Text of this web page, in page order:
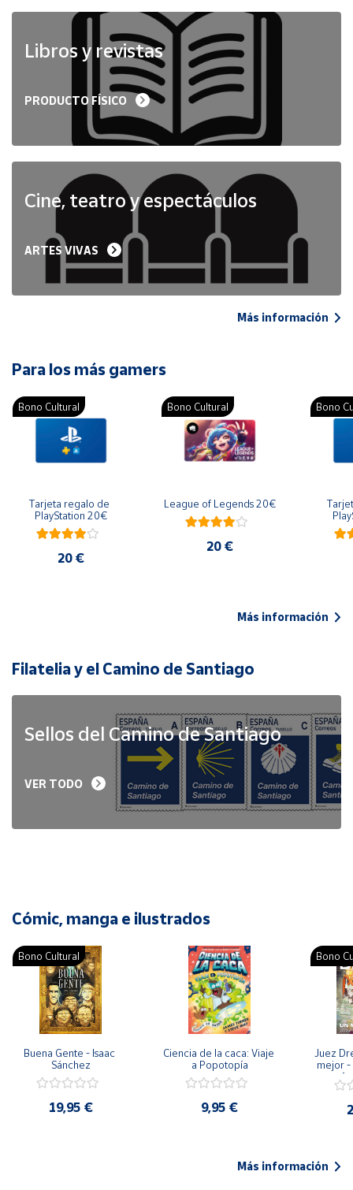
Melilla
Libros y revistas
PRODUCTO FÍSICO
Cine, teatro y espectáculos
ARTES VIVAS
Más información
Para los más gamers
Bono Cultural
Tarjeta regalo de
PlayStation 20€
20 €
Bono Cultural
League of Legends 20€
20 €
Bono
Más información
Filatelia y el Camino de Santiago
Sellos del Camino de Santiago
VER TODO
Cómic, manga e ilustrados
Bono Cultural
Buena Gente - Isaac
Sánchez
19,95 €
Ciencia de la caca: Viaje
a Popotopía
9,95 €
Bono
Juez
mejor -
Más información